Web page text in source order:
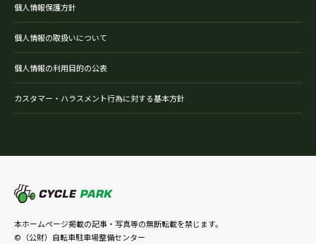
個人情報保護方針
個人情報の取扱いについて
個人情報の利用目的の公表
カスタマー・ハラスメント行為に対する基本方針
本ホームページ掲載の記事・写真等の無断転載を禁じます。
©（公財）自転車駐車場整備センター